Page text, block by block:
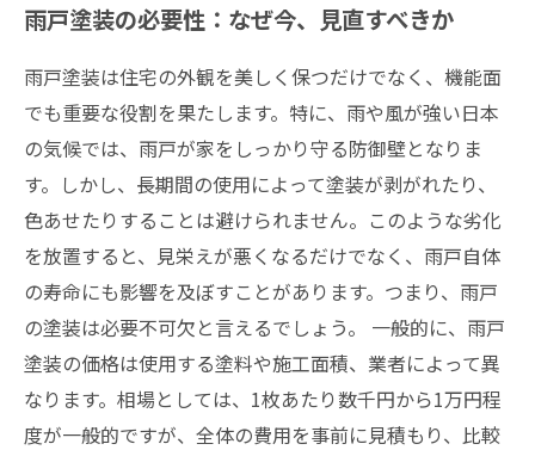
自分に合った業者選び：雨戸塗装の施工の流れ
おすすめの塗料とその特性：賢い選択のポイン
ト
雨戸塗装で家の価値をアップ：投資としての魅
力
雨戸塗装の必要性：なぜ今、見直すべきか
雨戸塗装は住宅の外観を美しく保つだけでなく、機能面
でも重要な役割を果たします。特に、雨や風が強い日本
の気候では、雨戸が家をしっかり守る防御壁となりま
す。しかし、長期間の使用によって塗装が剥がれたり、
色あせたりすることは避けられません。このような劣化
を放置すると、見栄えが悪くなるだけでなく、雨戸自体
の寿命にも影響を及ぼすことがあります。つまり、雨戸
の塗装は必要不可欠と言えるでしょう。 一般的に、雨戸
塗装の価格は使用する塗料や施工面積、業者によって異
なります。相場としては、1枚あたり数千円から1万円程
度が一般的ですが、全体の費用を事前に見積もり、比較